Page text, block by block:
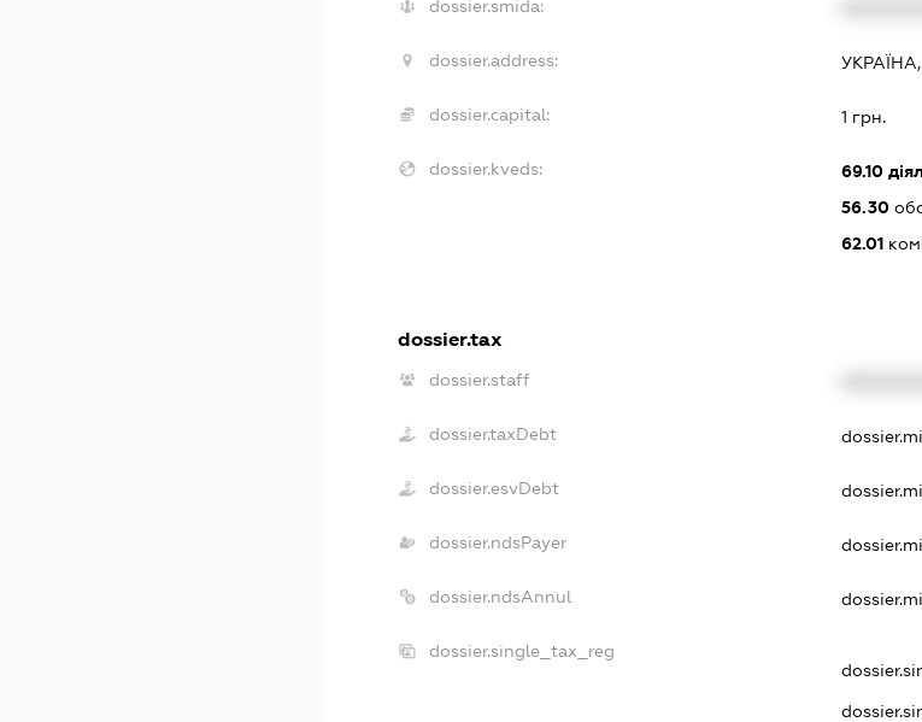
dossier.smida:
dossier.address:
dossier.capital: 1 грн.
dossier.kveds: 69.10
56.30
62.01
dossier.tax
dossier.staff
dossier.taxDebt
dossier.esvDebt
dossier.ndsPayer
dossier.ndsAnnul
dossier.single_tax_reg